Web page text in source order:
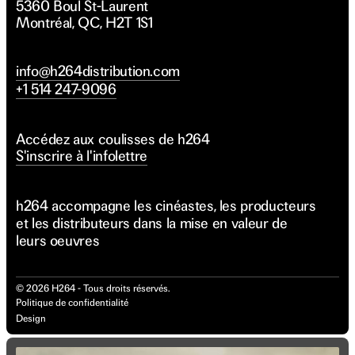
5360 Boul St-Laurent
Montréal, QC, H2T 1S1
info@h264distribution.com
+1 514 247-9096
Accédez aux coulisses de h264
S'inscrire à l'infolettre
h264 accompagne les cinéastes, les producteurs
et les distributeurs dans la mise en valeur de
leurs oeuvres
© 2026 H264 - Tous droits réservés.
Politique de confidentialité
Design